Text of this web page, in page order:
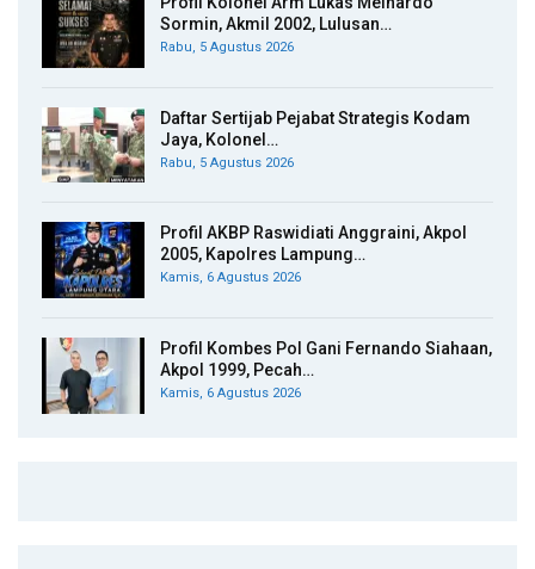
Sormin, Akmil 2002, Lulusan…
Rabu, 5 Agustus 2026
Daftar Sertijab Pejabat Strategis Kodam
Jaya, Kolonel…
Rabu, 5 Agustus 2026
Profil AKBP Raswidiati Anggraini, Akpol
2005, Kapolres Lampung…
Kamis, 6 Agustus 2026
Profil Kombes Pol Gani Fernando Siahaan,
Akpol 1999, Pecah…
Kamis, 6 Agustus 2026